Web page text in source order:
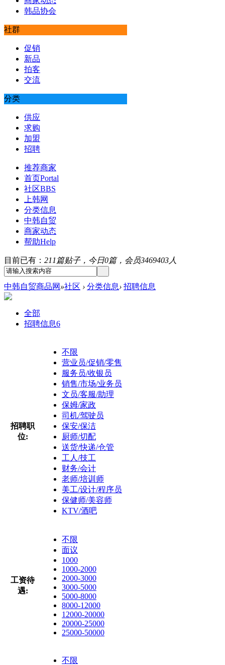
韩品协会
社群
促销
新品
拍客
交流
分类
供应
求购
加盟
招聘
推荐商家
首页Portal
社区BBS
上韩网
分类信息
中韩自贸
商家动态
帮助Help
目前已有： 211篇贴子，今日0篇，会员3469403人
中韩自贸商品网 »社区 › 分类信息› 招聘信息
全部
招聘信息6
招聘职
位:
不限
营业员/促销/零售
服务员/收银员
销售/市场/业务员
文员/客服/助理
保姆/家政
司机/驾驶员
保安/保洁
厨师/切配
送货/快递/仓管
工人/技工
财务/会计
老师/培训师
美工/设计/程序员
保健师/美容师
KTV/酒吧
工资待
遇:
不限
面议
1000
1000-2000
2000-3000
3000-5000
5000-8000
8000-12000
12000-20000
20000-25000
25000-50000
不限